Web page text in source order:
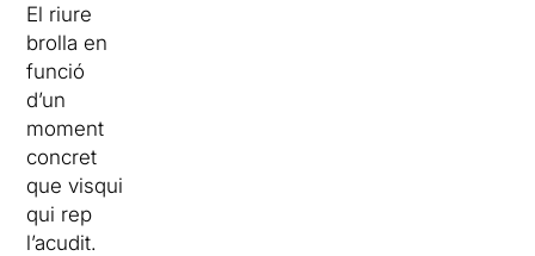
El riure
brolla en
funció
d’un
moment
concret
que visqui
qui rep
l’acudit.